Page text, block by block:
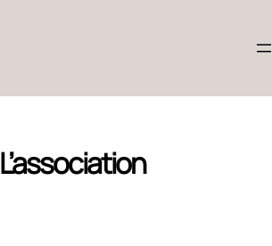
L’association